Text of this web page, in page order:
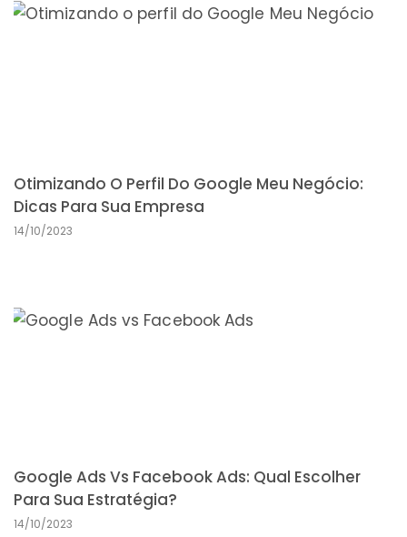
Otimizando O Perfil Do Google Meu Negócio:
Dicas Para Sua Empresa
14/10/2023
Google Ads Vs Facebook Ads: Qual Escolher
Para Sua Estratégia?
14/10/2023